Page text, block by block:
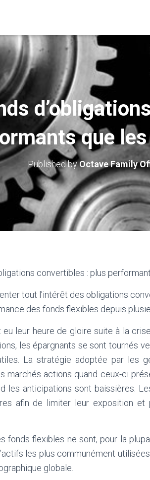
que
Published byOctave Family
convertibles : plus
tout l’intérêt des obligations
des fonds flexibles depuis
eu leur heure de gloire suite à la
les épargnants se sont tournés
La stratégie adoptée par les
marchés actions quand ceux-ci
les anticipations sont baissières.
afin de limiter leur exposition et
fonds flexibles ne sont, pour la
les plus communément
globale.